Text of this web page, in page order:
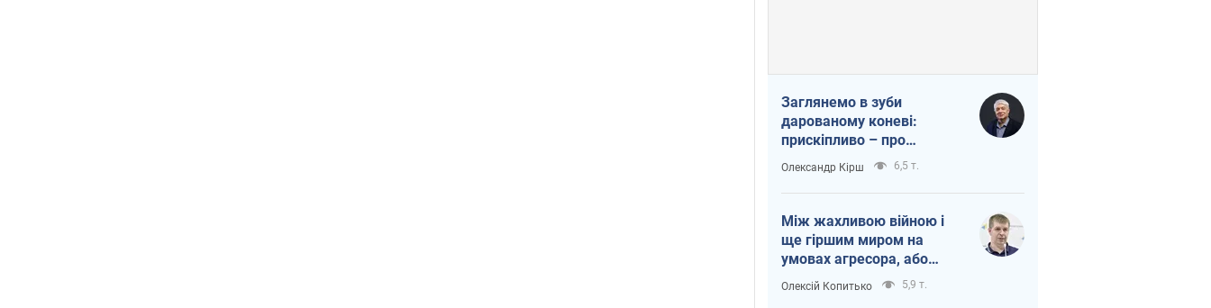
Заглянемо в зуби
дарованому коневі:
прискіпливо – про
допомогу Україні
Олександр Кірш 6,5 т.
Між жахливою війною і
ще гіршим миром на
умовах агресора, або
Безвихідність – теж
Олексій Копитько 5,9 т.